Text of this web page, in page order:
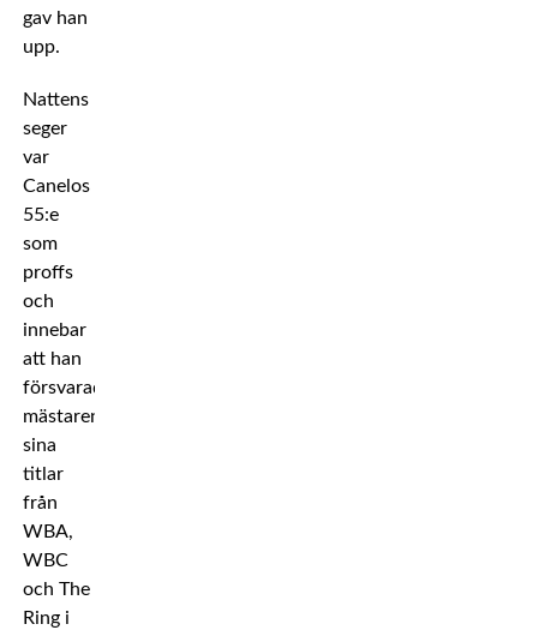
gav han
upp.
Nattens
seger
var
Canelos
55:e
som
proffs
och
innebar
att han
försvarade
mästaren
sina
titlar
från
WBA,
WBC
och The
Ring i